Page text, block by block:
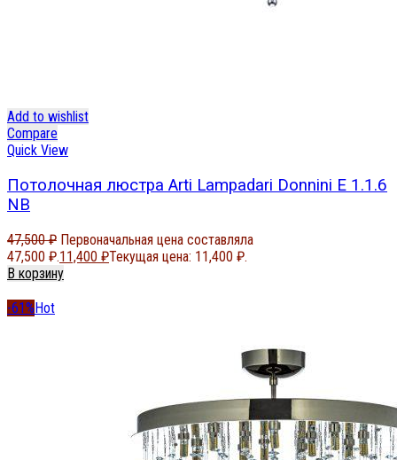
Add to wishlist
Compare
Quick View
Потолочная люстра Arti Lampadari Donnini E 1.1.6
NB
47,500₽ Первоначальная цена составляла
47,500 ₽.11,400 ₽Текущая цена: 11,400 ₽.
В корзину
-61%Hot